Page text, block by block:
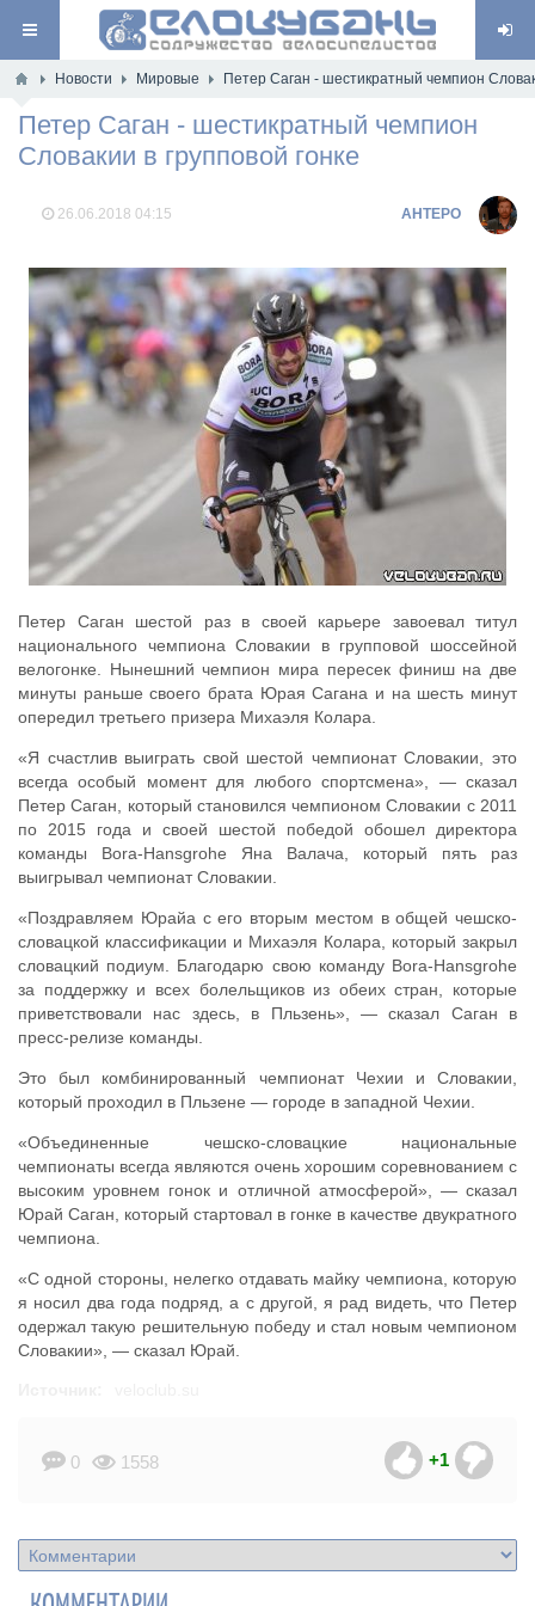
Новости Мировые Петер Саган - шестикратный чемпион
Петер Саган - шестикратный чемпион
Словакии в групповой гонке
26.06.2018 04:15 AHTEPO
Петер Саган шестой раз в своей карьере завоевал титул
национального чемпиона Словакии в групповой шоссейной
велогонке. Нынешний чемпион мира пересек финиш на две
минуты раньше своего брата Юрая Сагана и на шесть минут
опередил третьего призера Михаэля Колара.
«Я счастлив выиграть свой шестой чемпионат Словакии, это
всегда особый момент для любого спортсмена», — сказал
Петер Саган, который становился чемпионом Словакии с 2011
по 2015 года и своей шестой победой обошел директора
команды Bora-Hansgrohe Яна Валача, который пять раз
выигрывал чемпионат Словакии.
«Поздравляем Юрайа с его вторым местом в общей чешско-
словацкой классификации и Михаэля Колара, который закрыл
словацкий подиум. Благодарю свою команду Bora-Hansgrohe
за поддержку и всех болельщиков из обеих стран, которые
приветствовали нас здесь, в Пльзень», — сказал Саган в
пресс-релизе команды.
Это был комбинированный чемпионат Чехии и Словакии,
который проходил в Пльзене — городе в западной Чехии.
«Объединенные чешско-словацкие национальные
чемпионаты всегда являются очень хорошим соревнованием с
высоким уровнем гонок и отличной атмосферой», — сказал
Юрай Саган, который стартовал в гонке в качестве двукратного
чемпиона.
«С одной стороны, нелегко отдавать майку чемпиона, которую
я носил два года подряд, а с другой, я рад видеть, что Петер
одержал такую ​​решительную победу и стал новым чемпионом
Словакии», — сказал Юрай.
0 1558 +1